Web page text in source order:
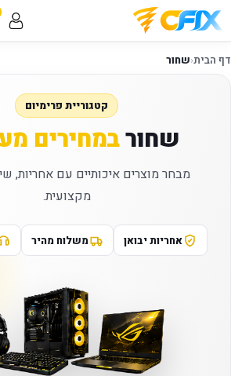
דף הבית‹שחור
קטגוריית פרימיום
שחורבמחירים
מבחר מוצרים איכותיים עם אחריות,
מקצועית.
אחריות יבואן משלוח מהיר